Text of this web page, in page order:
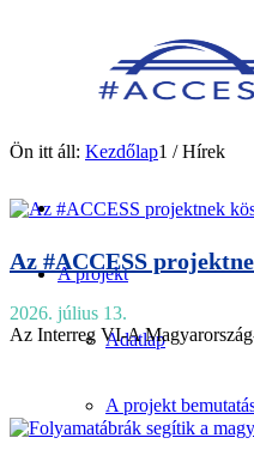
A projekt
Adatlap
A projekt
Ön itt áll: Kezdőlap1 / Hírek
Az #ACCESS
2026. július 13.
Az Interreg VI-A